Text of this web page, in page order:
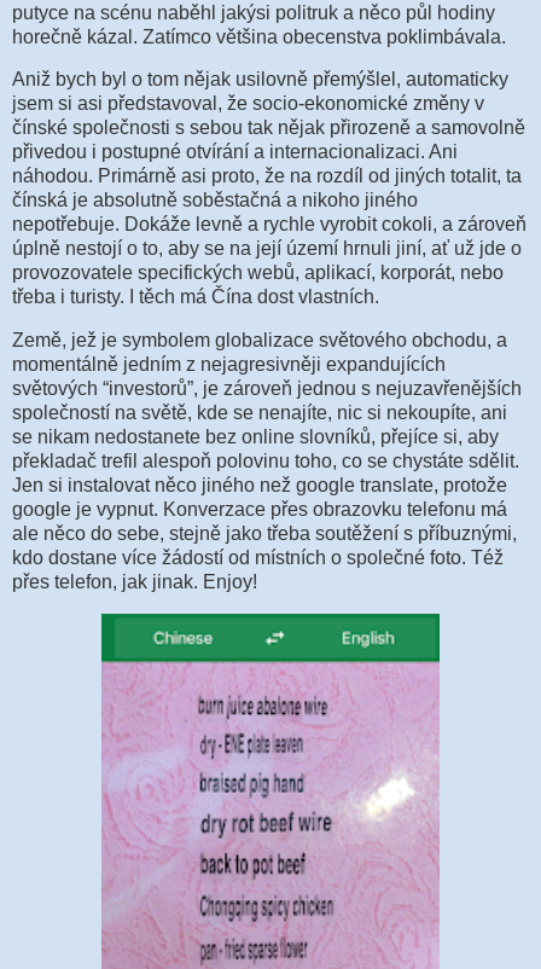
putyce na scénu naběhl jakýsi politruk a něco půl hodiny
horečně kázal. Zatímco většina obecenstva poklimbávala.
Aniž bych byl o tom nějak usilovně přemýšlel, automaticky
jsem si asi představoval, že socio-ekonomické změny v
čínské společnosti s sebou tak nějak přirozeně a samovolně
přivedou i postupné otvírání a internacionalizaci. Ani
náhodou. Primárně asi proto, že na rozdíl od jiných totalit, ta
čínská je absolutně soběstačná a nikoho jiného
nepotřebuje. Dokáže levně a rychle vyrobit cokoli, a zároveň
úplně nestojí o to, aby se na její území hrnuli jiní, ať už jde o
provozovatele specifických webů, aplikací, korporát, nebo
třeba i turisty. I těch má Čína dost vlastních.
Země, jež je symbolem globalizace světového obchodu, a
momentálně jedním z nejagresivněji expandujících
světových “investorů”, je zároveň jednou s nejuzavřenějších
společností na světě, kde se nenajíte, nic si nekoupíte, ani
se nikam nedostanete bez online slovníků, přejíce si, aby
překladač trefil alespoň polovinu toho, co se chystáte sdělit.
Jen si instalovat něco jiného než google translate, protože
google je vypnut. Konverzace přes obrazovku telefonu má
ale něco do sebe, stejně jako třeba soutěžení s příbuznými,
kdo dostane více žádostí od místních o společné foto. Též
přes telefon, jak jinak. Enjoy!